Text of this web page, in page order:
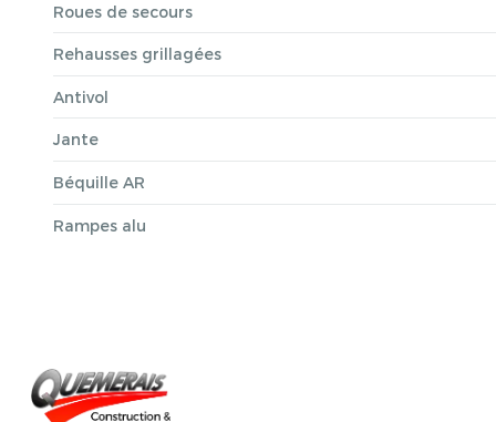
Roues de secours
Rehausses grillagées
Antivol
Jante
Béquille AR
Rampes alu